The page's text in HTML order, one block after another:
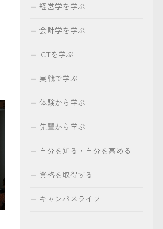
経営学を学ぶ
会計学を学ぶ
ICTを学ぶ
実戦で学ぶ
体験から学ぶ
先輩から学ぶ
自分を知る・自分を高める
資格を取得する
キャンパスライフ